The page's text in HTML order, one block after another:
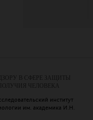
В СФЕРЕ ЗАЩИТЫ
ЧЕЛОВЕКА
институт
им. академика И.Н.